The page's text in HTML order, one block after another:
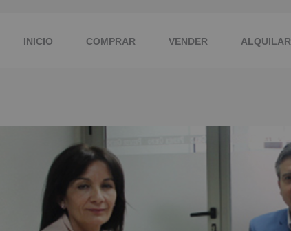
INICIO COMPRAR VENDER ALQUILAR